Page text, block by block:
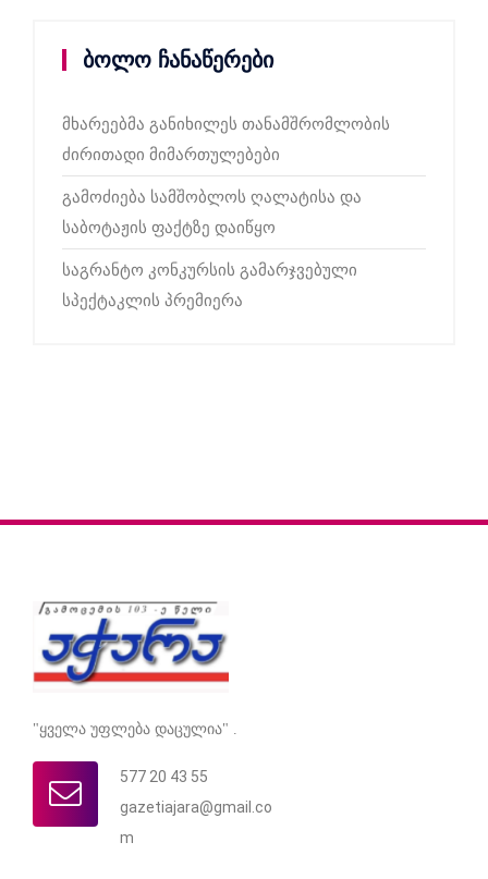
ბოლო ჩანაწერები
მხარეებმა განიხილეს თანამშრომლობის
ძირითადი მიმართულებები
გამოძიება სამშობლოს ღალატისა და
საბოტაჟის ფაქტზე დაიწყო
საგრანტო კონკურსის გამარჯვებული
სპექტაკლის პრემიერა
"ყველა უფლება დაცულია" .
577 20 43 55
gazetiajara@gmail.co
m